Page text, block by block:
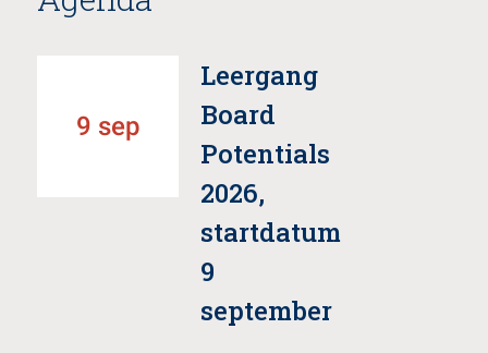
9 sep
Leergang
Board
Potentials
2026,
startdatum
9
september